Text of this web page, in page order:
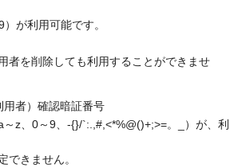
が利用可能です。
者を削除しても利用することができませ
者）確認暗証番号
z、0～9、-{}/`:.,#,<*%@()+;>=。_）が、利
できません。